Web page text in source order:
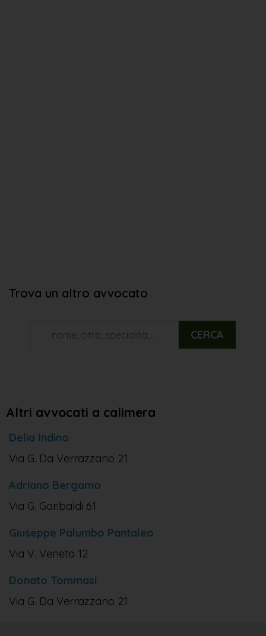
Trova un altro avvocato
CERCA
Altri avvocati a calimera
Delia Indino
Via G. Da Verrazzano 21
Adriano Bergamo
Via G. Garibaldi 61
Giuseppe Palumbo Pantaleo
Via V. Veneto 12
Donato Tommasi
Via G. Da Verrazzano 21